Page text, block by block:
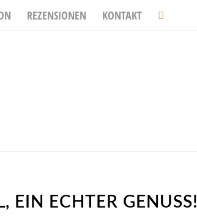
REZENSIONEN KONTAKT
EIN ECHTER GENUSS!